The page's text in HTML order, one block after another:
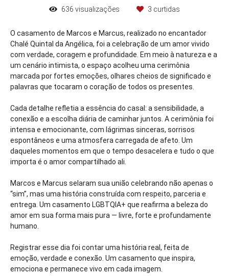
636 visualizações 3 curtidas
O casamento de Marcos e Marcus, realizado no encantador
Chalé Quintal da Angélica, foi a celebração de um amor vivido
com verdade, coragem e profundidade. Em meio à natureza e a
um cenário intimista, o espaço acolheu uma cerimônia
marcada por fortes emoções, olhares cheios de significado e
palavras que tocaram o coração de todos os presentes.
Cada detalhe refletia a essência do casal: a sensibilidade, a
conexão e a escolha diária de caminhar juntos. A cerimônia foi
intensa e emocionante, com lágrimas sinceras, sorrisos
espontâneos e uma atmosfera carregada de afeto. Um
daqueles momentos em que o tempo desacelera e tudo o que
importa é o amor compartilhado ali.
Marcos e Marcus selaram sua união celebrando não apenas o
“sim”, mas uma história construída com respeito, parceria e
entrega. Um casamento LGBTQIA+ que reafirma a beleza do
amor em sua forma mais pura — livre, forte e profundamente
humano.
Registrar esse dia foi contar uma história real, feita de
emoção, verdade e conexão. Um casamento que inspira,
emociona e permanece vivo em cada imagem.